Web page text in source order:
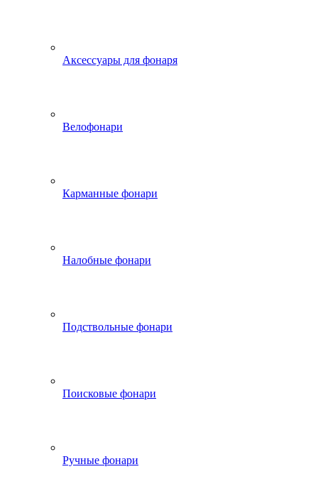
Аксессуары для фонаря
Велофонари
Карманные фонари
Налобные фонари
Подствольные фонари
Поисковые фонари
Ручные фонари